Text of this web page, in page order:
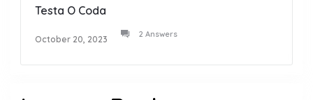
Testa O Coda
October 20, 2023 2 Answers